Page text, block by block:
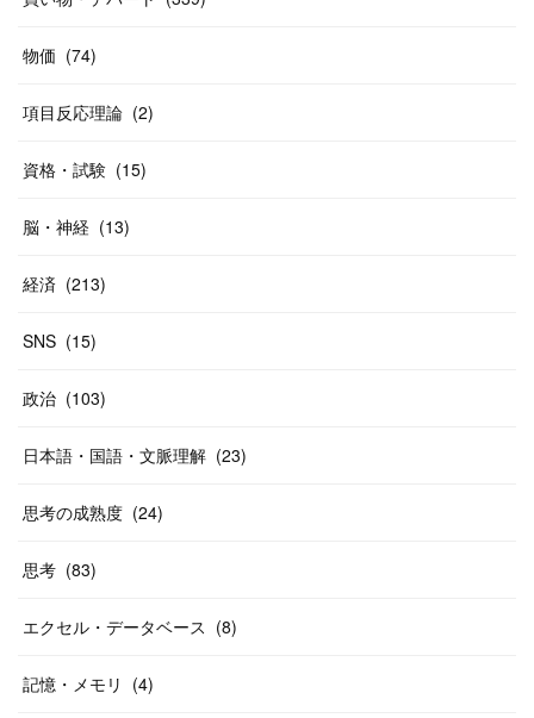
10
物価 (74)
項目反応理論 (2)
資格・試験 (15)
脳・神経 (13)
経済 (213)
SNS (15)
政治 (103)
日本語・国語・文脈理解 (23)
思考の成熟度 (24)
思考 (83)
エクセル・データベース (8)
記憶・メモリ (4)